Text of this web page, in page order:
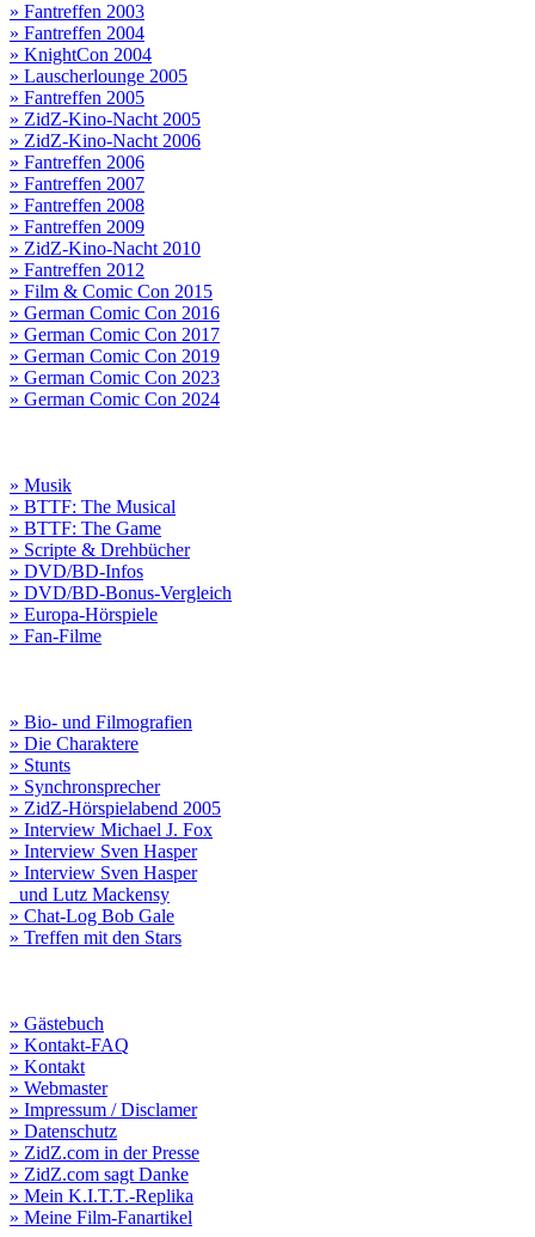
» Fantreffen 2003
» Fantreffen 2004
» KnightCon 2004
» Lauscherlounge 2005
» Fantreffen 2005
» ZidZ-Kino-Nacht 2005
» ZidZ-Kino-Nacht 2006
» Fantreffen 2006
» Fantreffen 2007
» Fantreffen 2008
» Fantreffen 2009
» ZidZ-Kino-Nacht 2010
» Fantreffen 2012
» Film & Comic Con 2015
» German Comic Con 2016
» German Comic Con 2017
» German Comic Con 2019
» German Comic Con 2023
» German Comic Con 2024
» Musik
» BTTF: The Musical
» BTTF: The Game
» Scripte & Drehbücher
» DVD/BD-Infos
» DVD/BD-Bonus-Vergleich
» Europa-Hörspiele
» Fan-Filme
» Bio- und Filmografien
» Die Charaktere
» Stunts
» Synchronsprecher
» ZidZ-Hörspielabend 2005
» Interview Michael J. Fox
» Interview Sven Hasper
» Interview Sven Hasper
und Lutz Mackensy
» Chat-Log Bob Gale
» Treffen mit den Stars
» Gästebuch
» Kontakt-FAQ
» Kontakt
» Webmaster
» Impressum / Disclamer
» Datenschutz
» ZidZ.com in der Presse
» ZidZ.com sagt Danke
» Mein K.I.T.T.-Replika
» Meine Film-Fanartikel